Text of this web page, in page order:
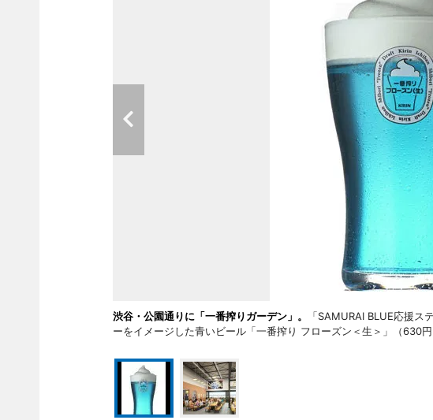
渋谷・公園通りに「一番搾りガーデン」。
「SAMURAI BLUE応援
ーをイメージした青いビール「一番搾り フローズン＜生＞」（630円